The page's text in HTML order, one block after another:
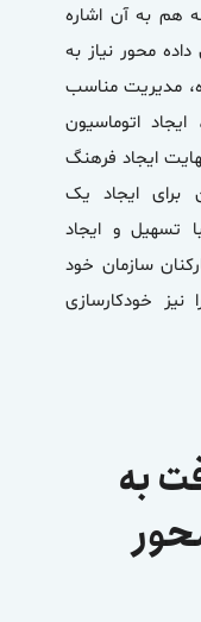
هم به آن اشاره
محور نیاز به
مدیریت مناسب
اتوماسیون
ایجاد فرهنگ
برای ایجاد یک
تسهیل و ایجاد
سازمان خود
نیز خودکارسازی
به